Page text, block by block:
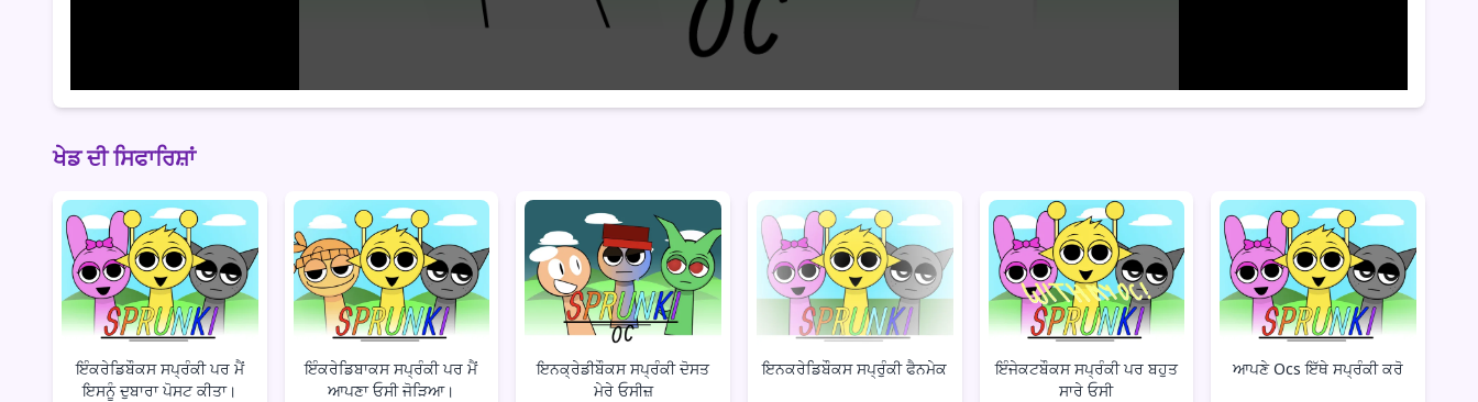
ਖੇਡ ਦੀ ਸਿਫਾਰਿਸ਼ਾਂ
ਇੰਕਰੇਡਿਬੌਕਸ ਸਪ੍ਰੰਕੀ ਪਰ ਮੈਂ
ਇਸਨੂੰ ਦੁਬਾਰਾ ਪੋਸਟ ਕੀਤਾ।
ਇੰਕਰੇਡਿਬਾਕਸ ਸਪ੍ਰੰਕੀ ਪਰ ਮੈਂ
ਆਪਣਾ ਓਸੀ ਜੋੜਿਆ।
ਇਨਕ੍ਰੇਡੀਬੌਕਸ ਸਪ੍ਰੰਕੀ ਦੋਸਤ
ਮੇਰੇ ਓਸੀਜ਼
ਇਨਕਰੇਡਿਬੌਕਸ ਸਪ੍ਰੁੰਕੀ ਫੈਨਮੇਕ
ਇੰਜੇਕਟਬੌਕਸ ਸਪ੍ਰੰਕੀ ਪਰ ਬਹੁਤ
ਸਾਰੇ ਓਸੀ
ਆਪਣੇ Ocs ਇੱਥੇ ਸਪ੍ਰੰਕੀ ਕਰੋ